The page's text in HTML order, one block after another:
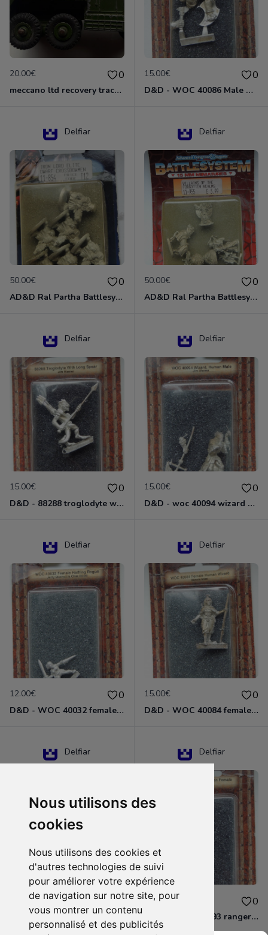
Nous utilisons des
cookies
Nous utilisons des cookies et
d'autres technologies de suivi
pour améliorer votre expérience
de navigation sur notre site, pour
vous montrer un contenu
personnalisé et des publicités
20.00€ 0
meccano ltd recovery tractor N°661
15.00€ 0
D&D - WOC 40086 Male Dwarven Cleric Miniature - Donjons Dragons
Delfiar
50.00€ 0
AD&D Ral Partha Battlesystem Miniatures Pack Iron Lord Dwarf Crossbowmen 11-854
Delfiar
50.00€ 0
AD&D Ral Partha Battlesystem Villains/Forgotten Realms 11-955 Miniatures
Delfiar
15.00€ 0
D&D - 88288 troglodyte with long Miniature - Donjons Dragons
Delfiar
15.00€ 0
D&D - woc 40094 wizard human male Miniature - Donjons Dragons
Delfiar
12.00€ 0
D&D - WOC 40032 female halfling rogue Miniature - Donjons Dragons
Delfiar
15.00€ 0
D&D - WOC 40084 female human wizard Miniature - Donjons Dragons
Delfiar
15.00€ 0
D&D - 88286 paladin human male Miniature - Donjons Dragons
Delfiar
12.00€ 0
D&D - WOC 40093 ranger human female Miniature - Donjons Dragons